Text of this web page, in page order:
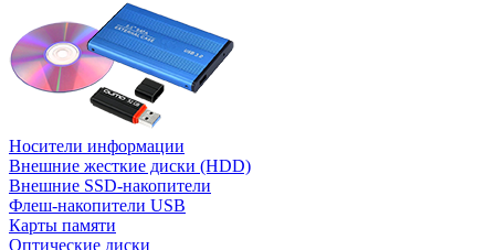
Носители информации
Внешние жесткие диски (HDD)
Внешние SSD-накопители
Флеш-накопители USB
Карты памяти
Оптические диски